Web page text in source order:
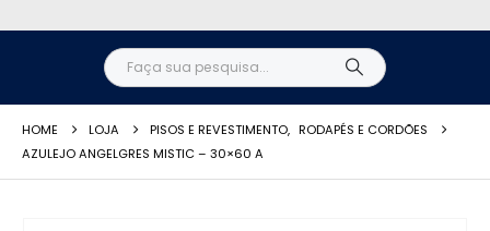
HOME LOJA PISOS E REVESTIMENTO, RODAPÉS E CORDÕES
AZULEJO ANGELGRES MISTIC – 30×60 A